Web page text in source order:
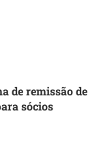
de remissão de
sócios